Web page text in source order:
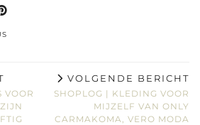
VOOR
VOLGENDE BERICHT
SHOPLOG | KLEDING VOOR
MIJZELF VAN ONLY
CARMAKOMA, VERO MODA